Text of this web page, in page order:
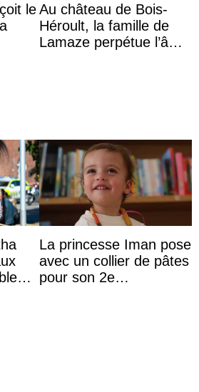
leAu château de Bois-
Héroult, la famille de
Lamaze perpétue l’âme
La princesse Iman pose
avec un collier de pâtes
pour son 2e